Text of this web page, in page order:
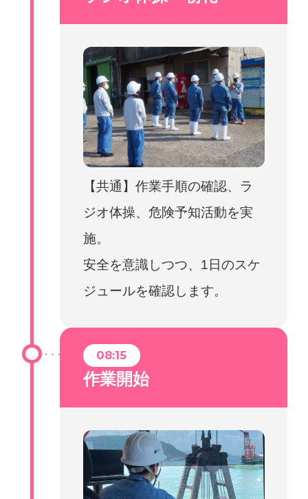
【共通】作業手順の確認、ラ
ジオ体操、危険予知活動を実
施。
安全を意識しつつ、1日のスケ
ジュールを確認します。
08:15
作業開始